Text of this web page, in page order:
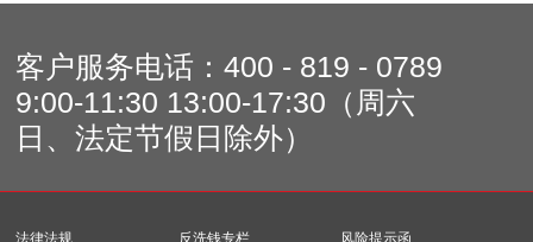
客户服务电话：400 - 819 - 0789
9:00-11:30 13:00-17:30（周六
日、法定节假日除外）
法律法规 反洗钱专栏 风险提示函